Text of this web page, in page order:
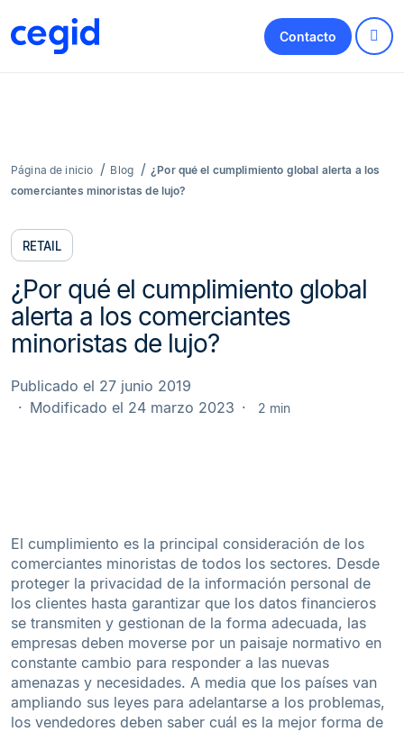
Contacto
Página de inicio Blog
¿Por qué el cumplimiento global alerta a los
comerciantes minoristas de lujo?
RETAIL
¿Por qué el cumplimiento global
alerta a los comerciantes
minoristas de lujo?
Publicado el 27 junio 2019
Modificado el 24 marzo 2023
2 min
El cumplimiento es la principal consideración de los
comerciantes minoristas de todos los sectores. Desde
proteger la privacidad de la información personal de
los clientes hasta garantizar que los datos financieros
se transmiten y gestionan de la forma adecuada, las
empresas deben moverse por un paisaje normativo en
constante cambio para responder a las nuevas
amenazas y necesidades. A media que los países van
ampliando sus leyes para adelantarse a los problemas,
los vendedores deben saber cuál es la mejor forma de